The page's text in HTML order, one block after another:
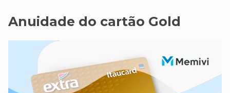
Anuidade do cartão Gold